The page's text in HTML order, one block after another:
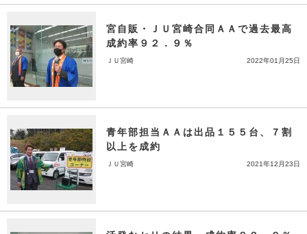
宮自販・ＪＵ宮崎合同ＡＡで過去最高
成約率９２．９％
ＪＵ宮崎 2022年01月25日
青年部担当ＡＡは出品１５５台、７割
以上を成約
ＪＵ宮崎 2021年12月23日